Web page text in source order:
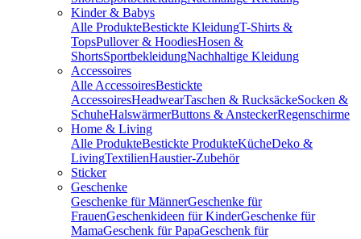
Kinder & Babys
Alle ProdukteBestickte KleidungT-Shirts &
TopsPullover & HoodiesHosen &
ShortsSportbekleidungNachhaltige Kleidung
Accessoires
Alle AccessoiresBestickte
AccessoiresHeadwearTaschen & RucksäckeSocken &
SchuheHalswärmerButtons & AnsteckerRegenschirme
Home & Living
Alle ProdukteBestickte ProdukteKücheDeko &
LivingTextilienHaustier-Zubehör
Sticker
Geschenke
Geschenke für MännerGeschenke für
FrauenGeschenkideen für KinderGeschenke für
MamaGeschenk für PapaGeschenk für